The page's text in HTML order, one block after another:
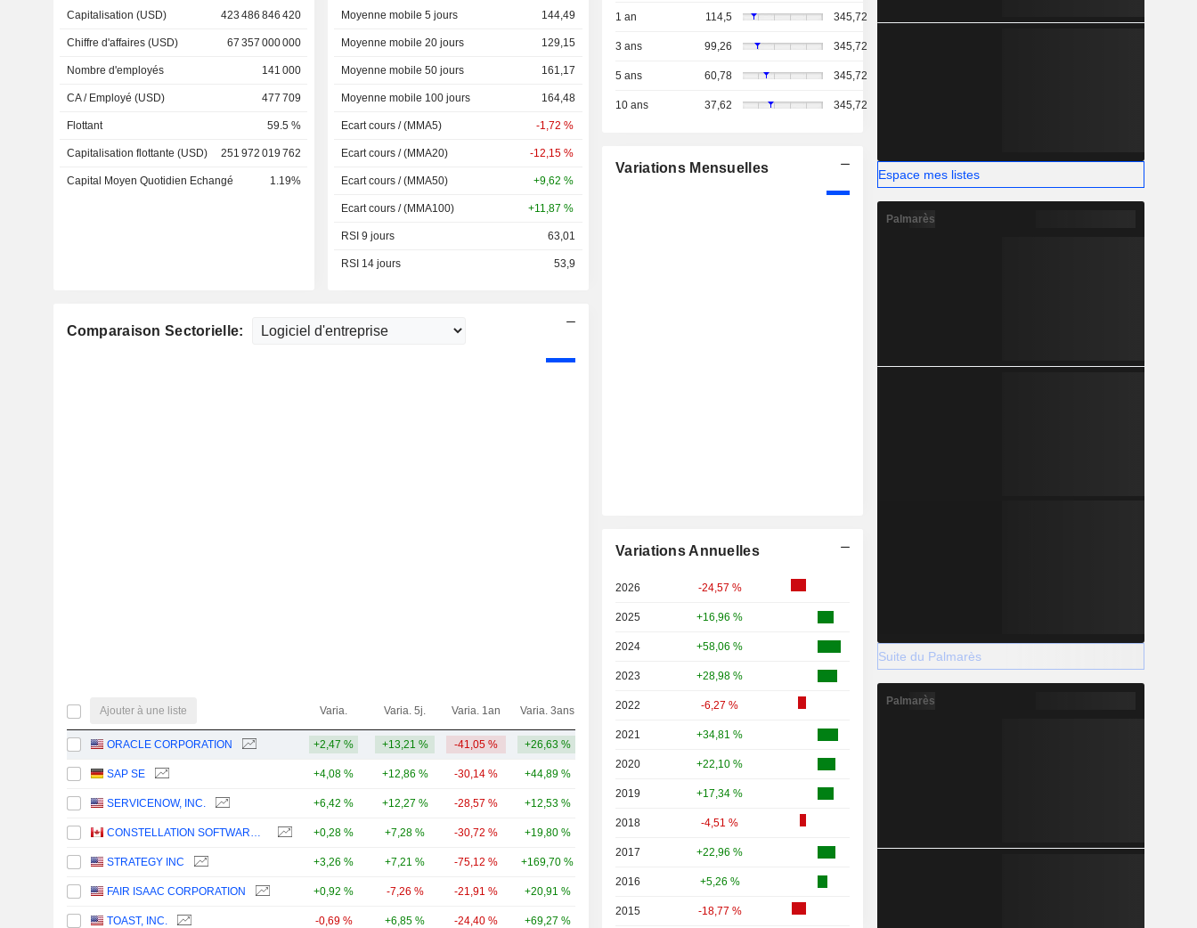
Capitalisation (USD) 423 486 846 420
Chiffre d'affaires (USD) 67 357 000 000
Nombre d'employés 141 000
CA / Employé (USD) 477 709
Flottant 59.5 %
Capitalisation flottante (USD) 251 972 019 762
Capital Moyen Quotidien Echangé 1.19%
Moyenne mobile 5 jours 144,49
Moyenne mobile 20 jours 129,15
Moyenne mobile 50 jours 161,17
Moyenne mobile 100 jours 164,48
Ecart cours / (MMA5) -1,72 %
Ecart cours / (MMA20) -12,15 %
Ecart cours / (MMA50) +9,62 %
Ecart cours / (MMA100) +11,87 %
RSI 9 jours 63,01
RSI 14 jours 53,9
Comparaison Sectorielle:
Ajouter à une liste Varia. Varia. 5j. Varia. 1an Varia. 3ans Capi.($)
ORACLE CORPORATION +2,47 % +13,21 % -41,05 % +26,63 %
SAP SE +4,08 % +12,86 % -30,14 % +44,89 %
SERVICENOW, INC. +6,42 % +12,27 % -28,57 % +12,53 %
CONSTELLATION SOFTWARE INC. +0,28 % +7,28 % -30,72 % +19,80 %
STRATEGY INC +3,26 % +7,21 % -75,12 % +169,70 %
FAIR ISAAC CORPORATION +0,92 % -7,26 % -21,91 % +20,91 %
TOAST, INC. -0,69 % +6,85 % -24,40 % +69,27 %
1 an 114,5 345,72
3 ans 99,26 345,72
5 ans 60,78 345,72
10 ans 37,62 345,72
Variations Mensuelles
Variations Annuelles
2026 -24,57 %
2025 +16,96 %
2024 +58,06 %
2023 +28,98 %
2022 -6,27 %
2021 +34,81 %
2020 +22,10 %
2019 +17,34 %
2018 -4,51 %
2017 +22,96 %
2016 +5,26 %
2015 -18,77 %
Espace mes listes
Palmarès
Suite du Palmarès
Palmarès